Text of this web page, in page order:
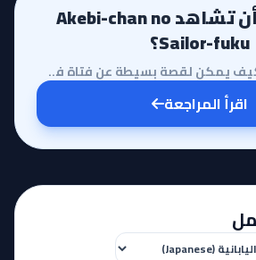
لماذا يجب أن تشاهد Akebi-chan no
Sailor-fuku؟
هل تساءلت يوماً كيف يمكن لقصة بسيطة عن فتاة في المدرسة الثانوية أن تأسر قلبك وتجعلك تشعر وكأنك تتنفس...
اقرأ المراجعة